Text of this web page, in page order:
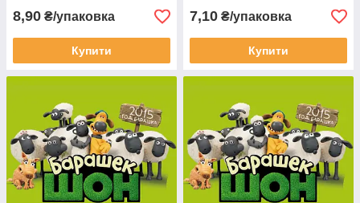
8,90 ₴/упаковка
Купити
7,10 ₴/упаковка
Купити